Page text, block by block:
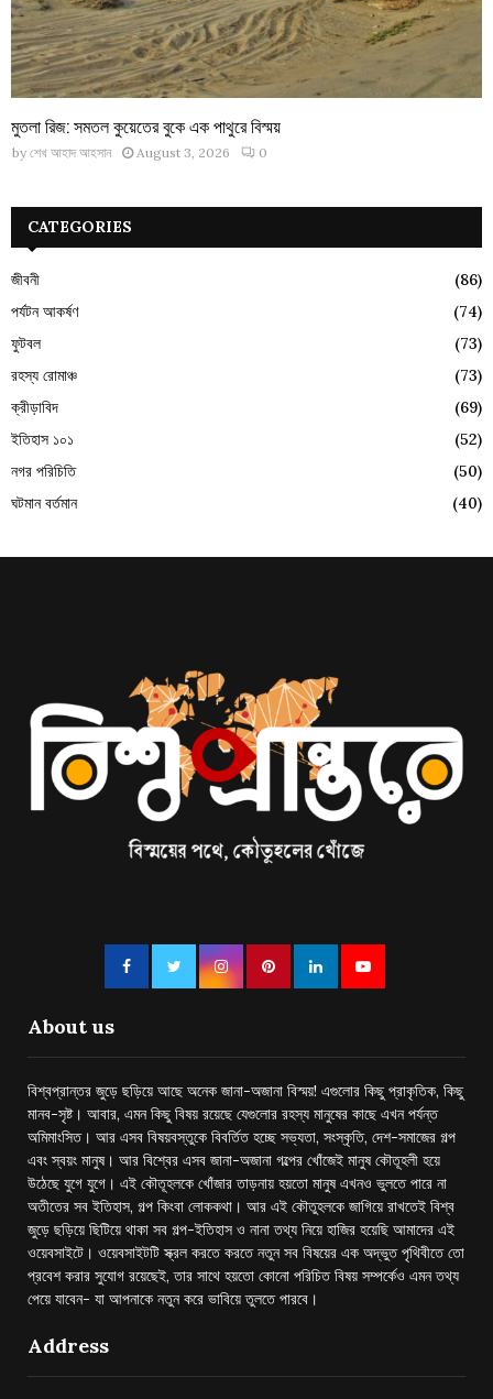
মুতলা রিজ: সমতল কুয়েতের বুকে এক পাথুরে বিস্ময়
by শেখ আহাদ আহসান August 3, 2026 0
CATEGORIES
জীবনী
(86)
পর্যটন আকর্ষণ
(74)
ফুটবল
(73)
রহস্য রোমাঞ্চ
(73)
ক্রীড়াবিদ
(69)
ইতিহাস ১০১
(52)
নগর পরিচিতি
(50)
ঘটমান বর্তমান
(40)
About us
বিশ্বপ্রান্তর জুড়ে ছড়িয়ে আছে অনেক জানা-অজানা বিস্ময়! এগুলোর কিছু প্রাকৃতিক, কিছু
মানব-সৃষ্ট। আবার, এমন কিছু বিষয় রয়েছে যেগুলোর রহস্য মানুষের কাছে এখন পর্যন্ত
অমিমাংসিত। আর এসব বিষয়বস্তুকে বিবর্তিত হচ্ছে সভ্যতা, সংস্কৃতি, দেশ-সমাজের গল্প
এবং স্বয়ং মানুষ। আর বিশ্বের এসব জানা-অজানা গল্পের খোঁজেই মানুষ কৌতূহলী হয়ে
উঠেছে যুগে যুগে। এই কৌতূহলকে খোঁজার তাড়নায় হয়তো মানুষ এখনও ভুলতে পারে না
অতীতের সব ইতিহাস, গল্প কিংবা লোককথা। আর এই কৌতুহলকে জাগিয়ে রাখতেই বিশ্ব
জুড়ে ছড়িয়ে ছিটিয়ে থাকা সব গল্প-ইতিহাস ও নানা তথ্য নিয়ে হাজির হয়েছি আমাদের এই
ওয়েবসাইটে। ওয়েবসাইটটি স্ক্রল করতে করতে নতুন সব বিষয়ের এক অদ্ভুত পৃথিবীতে তো
প্রবেশ করার সুযোগ রয়েছেই, তার সাথে হয়তো কোনো পরিচিত বিষয় সম্পর্কেও এমন তথ্য
পেয়ে যাবেন- যা আপনাকে নতুন করে ভাবিয়ে তুলতে পারবে।
Address